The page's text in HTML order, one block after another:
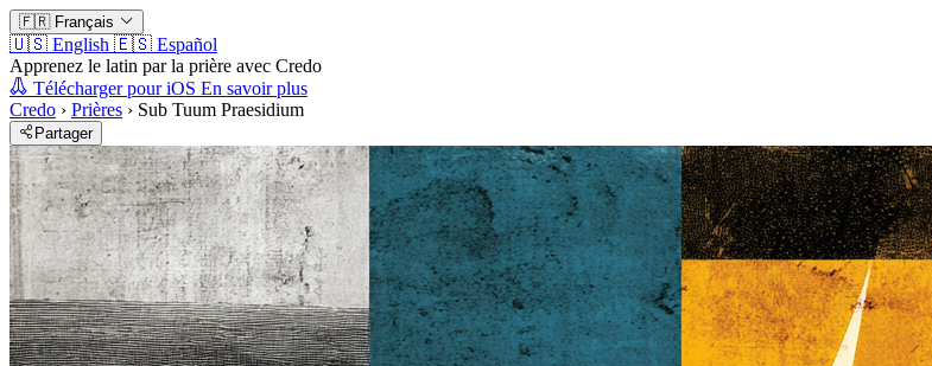
🇫🇷 Français
🇺🇸 English 🇪🇸 Español
Apprenez le latin par la prière avec Credo
Télécharger pour iOS En savoir plus
Credo › Prières › Sub Tuum Praesidium
Partager